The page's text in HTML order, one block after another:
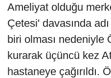
Ameliyat olduğu
Çetesi' davasında
biri olması nedeniyle
kurarak üçüncü kez
hastaneye çağırıldı.